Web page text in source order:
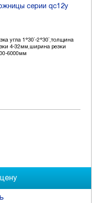
серии qc12y
угла 1°30`-2°30`,толщина
4-32мм,ширина резки
6000мм